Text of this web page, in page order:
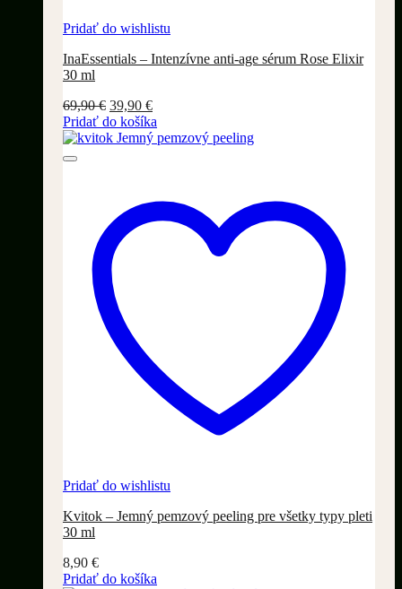
Pridať do wishlistu
InaEssentials – Intenzívne anti-age sérum Rose Elixir
30 ml
69,90€ Pôvodná
cena
bola:
39,90 €Aktuálna
cena
je:
Pridať do košíka
Pridať do wishlistu
Kvitok – Jemný pemzový peeling pre všetky typy pleti
30 ml
8,90 €
Pridať do košíka